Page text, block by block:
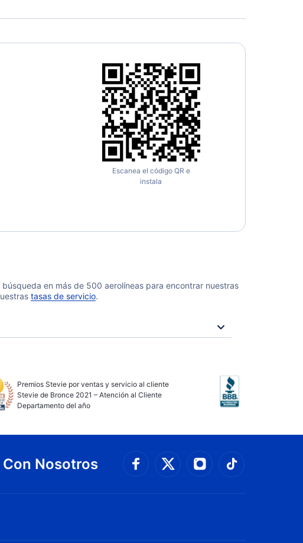
Escanea el código QR e
instala
en más de 500 aerolíneas para encontrar nuestras
tasas de servicio.
Premios Stevie por ventas y servicio al cliente
Stevie de Bronce 2021 – Atención al Cliente
Departamento del año
Nosotros
Conéctate con
Conéctate con
Connect with